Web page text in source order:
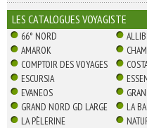
LES CATALOGUES VOYAGISTE
66° NORD
AMAROK
COMPTOIR DES VOYAGES
ESCURSIA
EVANEOS
GRAND NORD GD LARGE
LA
LA PÈLERINE